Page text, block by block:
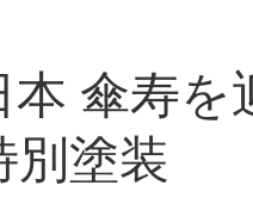
本 傘寿
別塗装